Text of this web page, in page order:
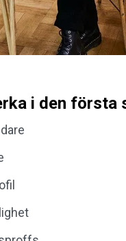
i den första